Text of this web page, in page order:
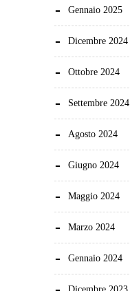
Gennaio 2025
Dicembre 2024
Ottobre 2024
Settembre 2024
Agosto 2024
Giugno 2024
Maggio 2024
Marzo 2024
Gennaio 2024